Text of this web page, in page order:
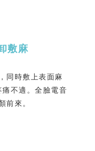
敷麻
同時敷上表面麻
不適。全臉電音
前來。